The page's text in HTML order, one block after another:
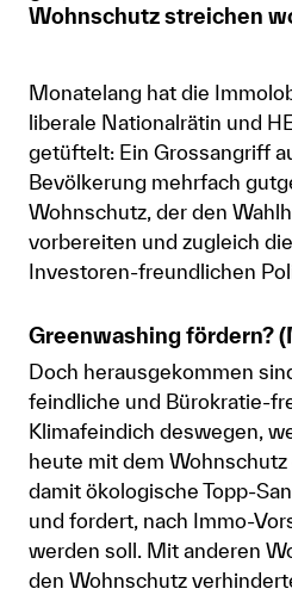
Suche
Wohnschutz streichen
Monatelang hat die
liberale Nationalrätin und
getüftelt: Ein Grossangriff
Bevölkerung mehrfach
Wohnschutz, der den
vorbereiten und zugleich
Investoren-freundlichen
Greenwashing fördern?
Doch herausgekommen
feindliche und Bürokratie-
Klimafeindich deswegen,
heute mit dem
damit ökologische Topp-
und fordert, nach Immo-
werden soll. Mit anderen
den Wohnschutz